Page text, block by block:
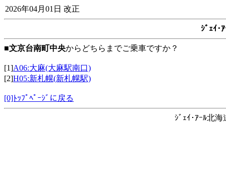
2026年04月01日 改正
ｼﾞｪｲ･
■文京台南町中央からどちらまでご乗車ですか？
[1]A06:大麻(大麻駅南口)
[2]H05:新札幌(新札幌駅)
[0]ﾄｯﾌﾟﾍﾟｰｼﾞに戻る
ｼﾞｪｲ･ｱｰﾙ北